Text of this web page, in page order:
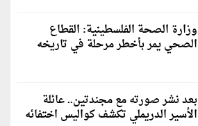
وزارة الصحة الفلسطينية: القطاع
الصحي يمر بأخطر مرحلة في تاريخه
بعد نشر صورته مع مجندتين.. عائلة
الأسير الدريملي تكشف كواليس اختفائه